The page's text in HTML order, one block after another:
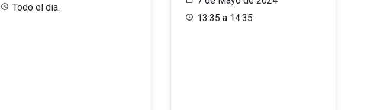
Todo el dia.
13:35 a 14:35